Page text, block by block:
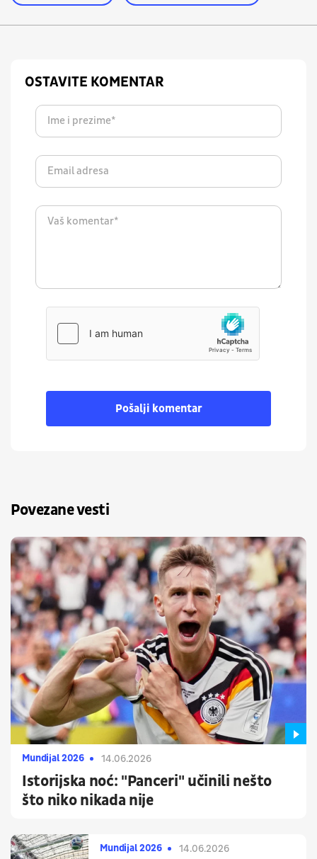
OSTAVITE KOMENTAR
Pošalji komentar
Povezane vesti
Mundijal 2026 14.06.2026
Istorijska noć: "Panceri" učinili nešto
što niko nikada nije
Mundijal 2026 14.06.2026